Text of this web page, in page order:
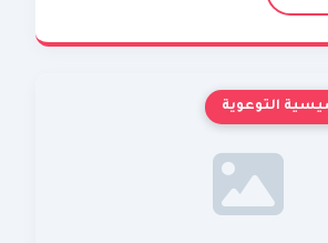
التوعوية